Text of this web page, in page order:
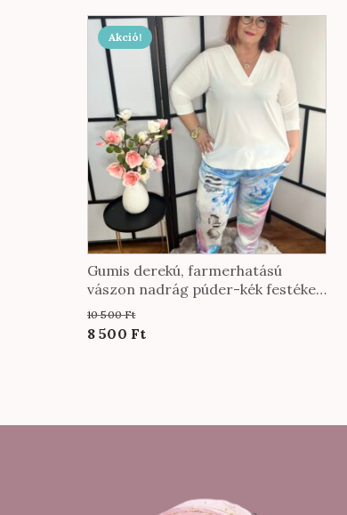
Akció!
Gumis derekú, farmerhatású
vászon nadrág púder-kék festékes
mintával
10 500Ft
Original
500 Ft.
8 500 FtCurrent
500 Ft.